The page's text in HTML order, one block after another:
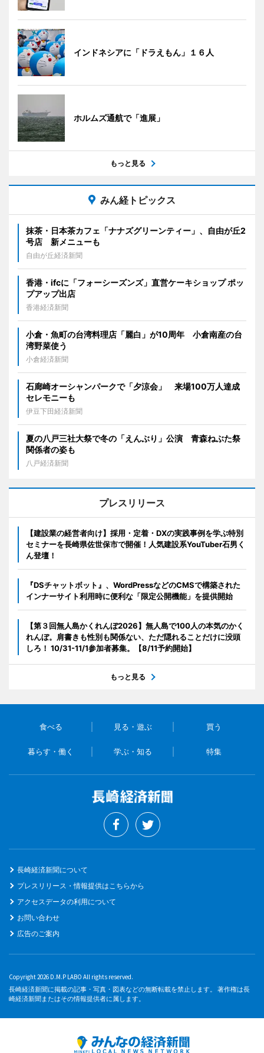
インドネシアに「ドラえもん」１６人
ホルムズ通航で「進展」
もっと見る
みん経トピックス
抹茶・日本茶カフェ「ナナズグリーンティー」、自由が丘2
号店 新メニューも
自由が丘経済新聞
香港・ifcに「フォーシーズンズ」直営ケーキショップ ポッ
プアップ出店
香港経済新聞
小倉・魚町の台湾料理店「麗白」が10周年 小倉南産の台
湾野菜使う
小倉経済新聞
石廊崎オーシャンパークで「夕涼会」 来場100万人達成
セレモニーも
伊豆下田経済新聞
夏の八戸三社大祭で冬の「えんぶり」公演 青森ねぶた祭
関係者の姿も
八戸経済新聞
プレスリリース
【建設業の経営者向け】採用・定着・DXの実践事例を学ぶ特別
セミナーを長崎県佐世保市で開催！人気建設系YouTuber石男く
ん登壇！
『DSチャットボット』、WordPressなどのCMSで構築された
インナーサイト利用時に便利な「限定公開機能」を提供開始
【第３回無人島かくれんぼ2026】無人島で100人の本気のかく
れんぼ。肩書きも性別も関係ない、ただ隠れることだけに没頭
しろ！ 10/31-11/1参加者募集。【8/11予約開始】
もっと見る
食べる 見る・遊ぶ 買う
暮らす・働く 学ぶ・知る 特集
長崎経済新聞について
プレスリリース・情報提供はこちらから
アクセスデータの利用について
お問い合わせ
広告のご案内
Copyright 2026 D.M.P LABO All rights reserved.
長崎経済新聞に掲載の記事・写真・図表などの無断転載を禁止します。 著作権は長
崎経済新聞またはその情報提供者に属します。